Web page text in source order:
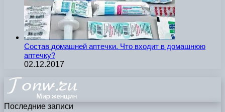
Состав домашней аптечки. Что входит в домашнюю
аптечку?
02.12.2017
Последние записи